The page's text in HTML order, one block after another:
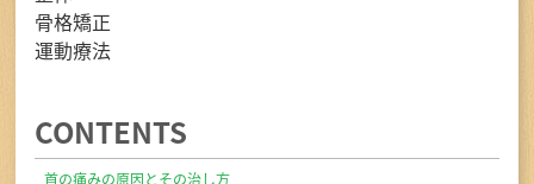
骨格矯正
運動療法
CONTENTS
首の痛みの原因とその治し方